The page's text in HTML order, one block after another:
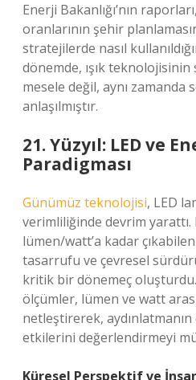
Enerji Bakanlığı’nın
oranlarının şehir
stratejilerde nasıl
dönemde, ışık
mesele değil, aynı
anlaşılmıştır.
21. Yüzyıl: LED ve
Paradigması
Günümüz teknolojisi, LED
verimliliğinde devrim yarattı.
lümen/watt’a kadar
tasarrufu ve çevresel
kritik bir dönemeç
ölçümler, lümen ve watt
netleştirerek,
etkilerini değerlendirmeyi
Küresel Perspektif ve